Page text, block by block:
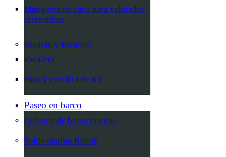
Manguera de agua para vehículos
recreativos
Escalón y Escalera
Escalera
Paso y escalera de RV
Paseo en barco
Cubierta de barco marino
Toldo marino Bimini